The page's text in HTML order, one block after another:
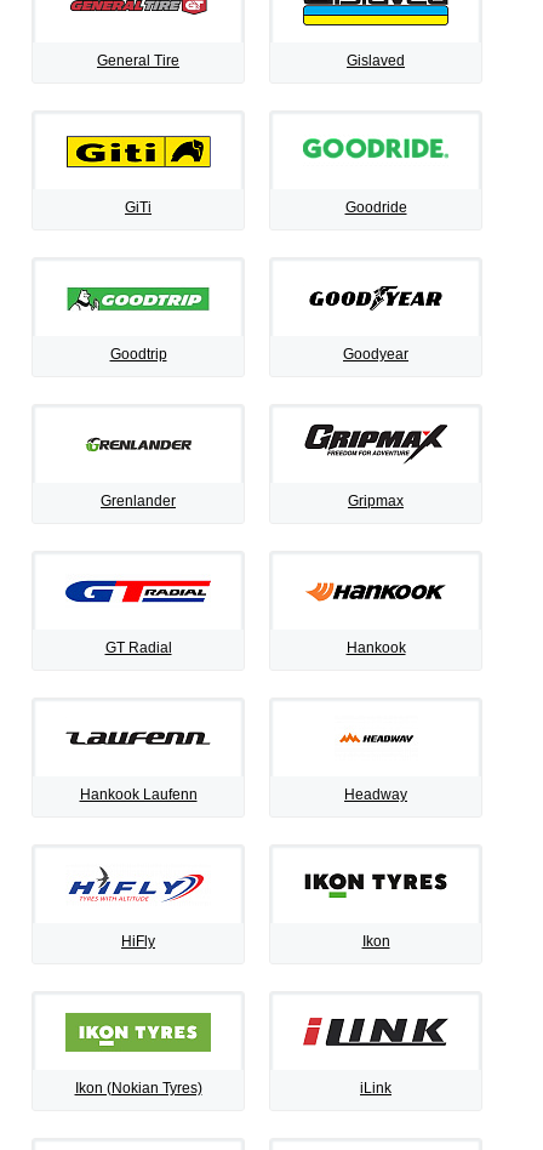
General Tire Gislaved
GiTi Goodride
Goodtrip Goodyear
Grenlander Gripmax
GT Radial Hankook
Hankook Laufenn Headway
HiFly Ikon
Ikon (Nokian Tyres) iLink